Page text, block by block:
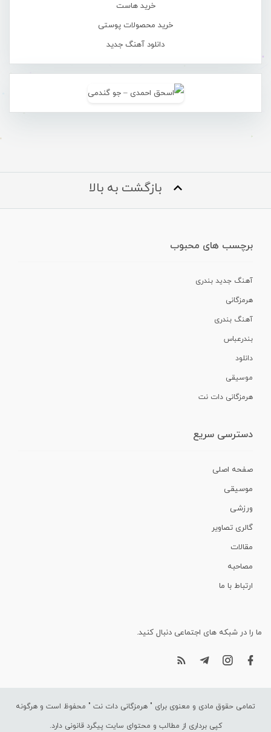
خرید هاست
خرید محصولات پوستی
دانلود آهنگ جدید
بازگشت به بالا
برچسب های محبوب
آهنگ جدید بندری
هرمزگانی
آهنگ بندری
بندرعباس
دانلود
موسیقی
هرمزگانی دات نت
دسترسی سریع
صفحه اصلی
موسیقی
ورزشی
گالری تصاویر
مقالات
مصاحبه
ارتباط با ما
ما را در شبکه های اجتماعی دنبال کنید.
تمامی حقوق مادی و معنوی برای " هرمزگانی دات نت " محفوظ است و هرگونه
کپی برداری از مطالب و محتوای سایت پیگرد قانونی دارد.